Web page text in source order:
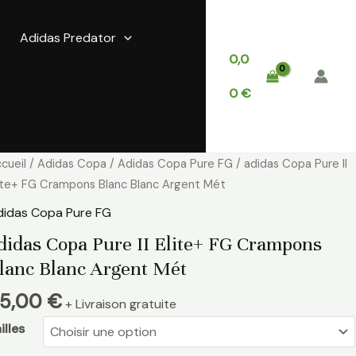
Adidas Predator
0,0
0€
/ Adidas Copa / Adidas Copa Pure FG / adidas Copa Pure II
FG Crampons Blanc Blanc Argent Mét
Copa Pure FG
Copa Pure II Elite+ FG Crampons
Blanc Argent Mét
€ + Livraison gratuite